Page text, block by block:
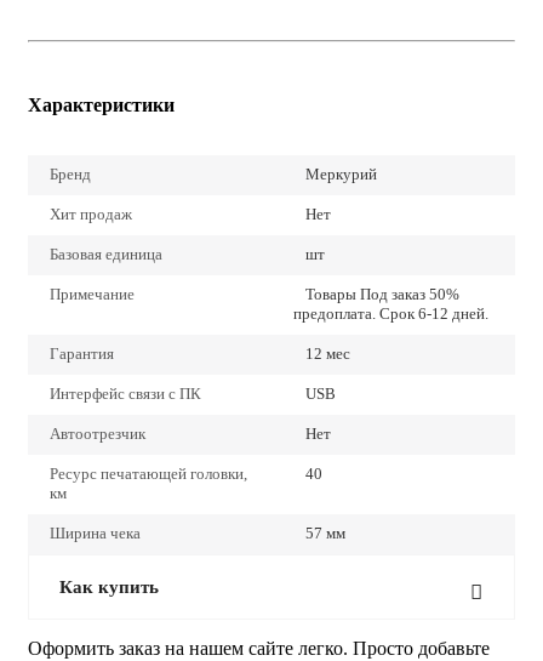
Характеристики
Бренд Меркурий
Хит продаж Нет
Базовая единица шт
Примечание
Товары Под заказ 50%
предоплата. Срок 6-12 дней.
Гарантия 12 мес
Интерфейс связи с ПК USB
Автоотрезчик Нет
Ресурс печатающей головки,
км
40
Ширина чека 57 мм
Как купить
Оформить заказ на нашем сайте легко. Просто добавьте